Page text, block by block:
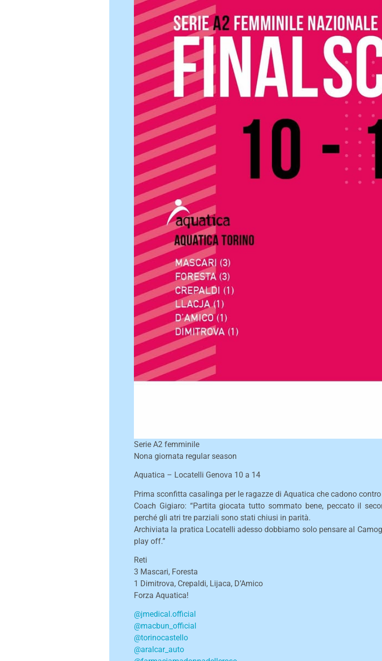
Serie A2 femminile
Nona giornata regular season
Aquatica – Locatelli Genova 10 a 14
Prima sconfitta casalinga per le ragazze di Aquatica che cadono
Coach Gigiaro: “Partita giocata tutto sommato bene, peccato il
perché gli atri tre parziali sono stati chiusi in parità.
Archiviata la pratica Locatelli adesso dobbiamo solo pensare al
play off.”
Reti
3 Mascari, Foresta
1 Dimitrova, Crepaldi, Lijaca, D’Amico
Forza Aquatica!
@jmedical.official
@macbun_official
@torinocastello
@aralcar_auto